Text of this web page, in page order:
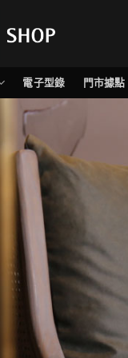
電子型錄 門市據點